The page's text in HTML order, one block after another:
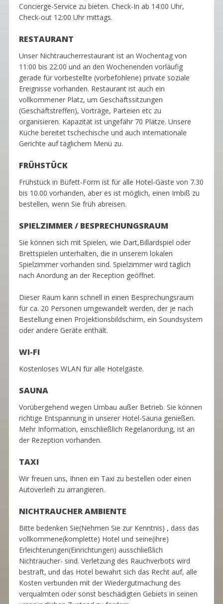
Concierge-Service zu bieten. Check-In ab 14:00 Uhr,
Check-out 12:00 Uhr mittags.
RESTAURANT
Unser Nichtraucherrestaurant ist an Wochentag von
11:00 bis 22:00 und an den Wochenenden vorläufig
gerade für vorbestellte (vorbefohlene) private soziale
Ereignisse vorhanden. Restaurant ist auch ein
vollkommener Platz, um Geschäftssitzungen
(Geschäftstreffen), Vorträge, Parteien etc zu
organisieren. Kapazität ist ungefähr 70 Plätze. Unsere
Küche bereitet tschechische und auch internationale
Gerichte auf täglichem Menü zu.
FRÜHSTÜCK
Frühstück in Büfett-Form ist für alle Hotel-Gäste von 7.30
bis 10.00 vorhanden, aber es ist möglich, einen Imbiß zu
bestellen, wenn Sie früh abreisen.
SPIELZIMMER / BESPRECHUNGSRAUM
Sie können sich mit Spielen, wie Dart,Billardspiel oder
Brettspielen unterhalten, die in unserem lokalen
Spielzimmer vorhanden sind. Spielzimmer wird täglich
nach Anordung an der Reception geöffnet.
Dieser Raum kann schnell in einen Besprechungsraum
für ca. 20 Personen umgewandelt werden, der je nach
Bestellung einen Projektionsbildschirm, ein Soundsystem
oder andere Geräte enthält.
WI-FI
Kostenloses WLAN für alle Hotelgäste.
SAUNA
Vorübergehend wegen Umbau außer Betrieb. Sie können
richtige Entspannung in unserer Hotel-Sauna genießen.
Mehr Information, einschließlich Regelanordung, ist an
der Rezeption vorhanden.
TAXI
Wir freuen uns, Ihnen ein Taxi zu bestellen oder einen
Autoverleih zu arrangieren.
NICHTRAUCHER AMBIENTE
Bitte bedenken Sie(Nehmen Sie zur Kenntnis) , dass das
vollkommene(komplette) Hotel und seine(ihre)
Erleichterungen(Einrichtungen) ausschließlich
Nichtraucher- sind. Verletzung des Rauchverbots wird
bestraft, und das Hotel bewahrt sich das Recht auf, alle
Kosten verbunden mit der Wiedergutmachung des
verqualmten oder sonst beschädigten Gebiets in seinen